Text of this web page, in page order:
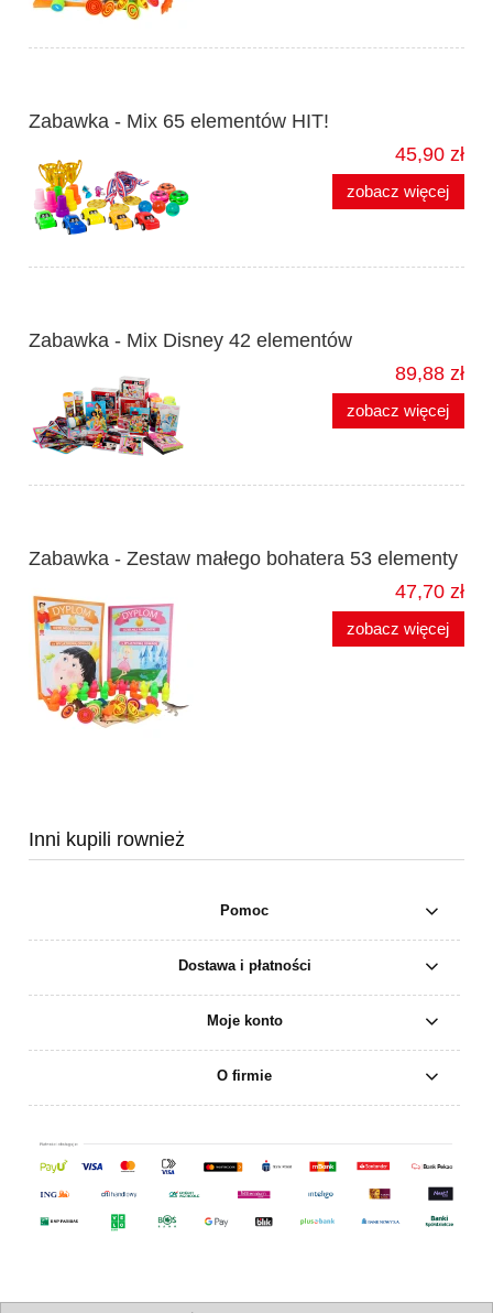
Zabawka - Mix 65 elementów HIT!
45,90 zł
zobacz więcej
Zabawka - Mix Disney 42 elementów
89,88 zł
zobacz więcej
Zabawka - Zestaw małego bohatera 53 elementy
47,70 zł
zobacz więcej
Inni kupili rownież
Pomoc
Dostawa i płatności
Moje konto
O firmie